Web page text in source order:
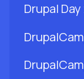
Drupal